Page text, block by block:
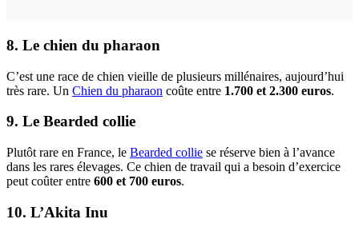
8. Le chien du pharaon
C’est une race de chien vieille de plusieurs millénaires, aujourd’hui
très rare. Un Chien du pharaon coûte entre 1.700 et 2.300 euros.
9. Le Bearded collie
Plutôt rare en France, le Bearded collie se réserve bien à l’avance
dans les rares élevages. Ce chien de travail qui a besoin d’exercice
peut coûter entre 600 et 700 euros.
10. L’Akita Inu